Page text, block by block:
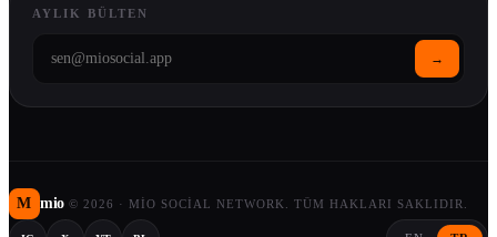
AYLIK BÜLTEN
→
M mio © 2026 · MIO SOCIAL NETWORK. TÜM HAKLARI SAKLIDIR.